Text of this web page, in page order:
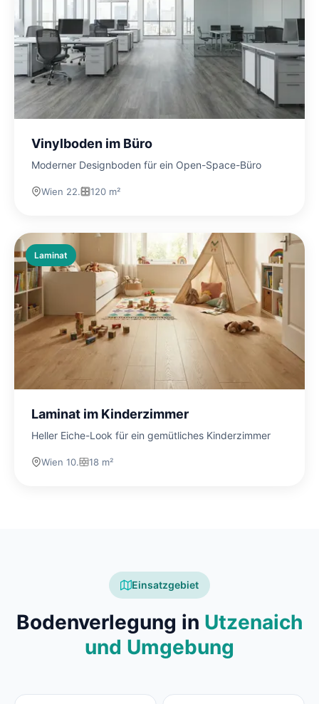
Vinylboden im Büro
Moderner Designboden für ein Open-Space-Büro
Wien 22. 120 m²
Laminat
Laminat im Kinderzimmer
Heller Eiche-Look für ein gemütliches Kinderzimmer
Wien 10. 18 m²
Einsatzgebiet
Bodenverlegung in Utzenaich
und Umgebung